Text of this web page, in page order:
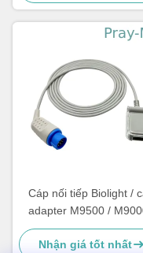
Cáp nối tiếp Biolight /
adapter M9500 /
M7000 / M8000 tương
với 12pin
Nhận giá tốt nhất